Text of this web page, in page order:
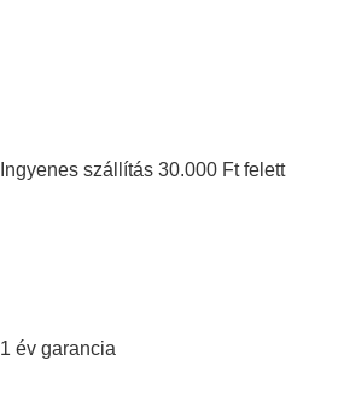
Ingyenes szállítás 30.000 Ft felett
1 év garancia